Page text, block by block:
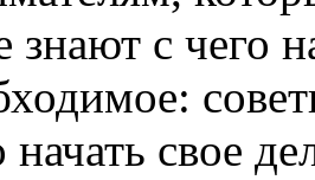
знают с чего
начать свое